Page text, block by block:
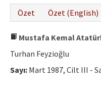
Özet
Özet (English)
Mustafa Kemal
Turhan Feyzioğlu
Sayı: Mart 1987, Cilt III -